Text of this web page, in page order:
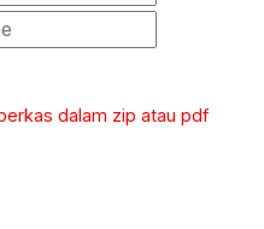
dalam zip atau pdf